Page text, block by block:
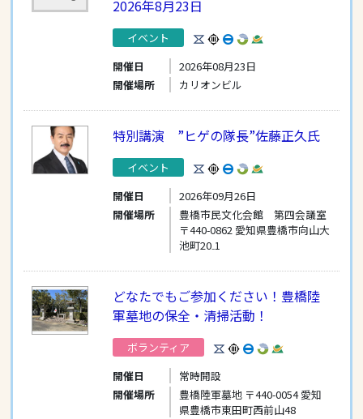
2026年8月23日
イベント
開催日
2026年08月23日
開催場所
カリオンビル
特別講演 ”ヒゲの隊長”佐藤正久氏
イベント
開催日
2026年09月26日
開催場所
豊橋市民文化会館 第四会議室
〒440-0862 愛知県豊橋市向山大
池町20₋1
どなたでもご参加ください！豊橋陸
軍墓地の保全・清掃活動！
ボランティア
開催日
常時開設
開催場所
豊橋陸軍墓地 〒440-0054 愛知
県豊橋市東田町西前山48